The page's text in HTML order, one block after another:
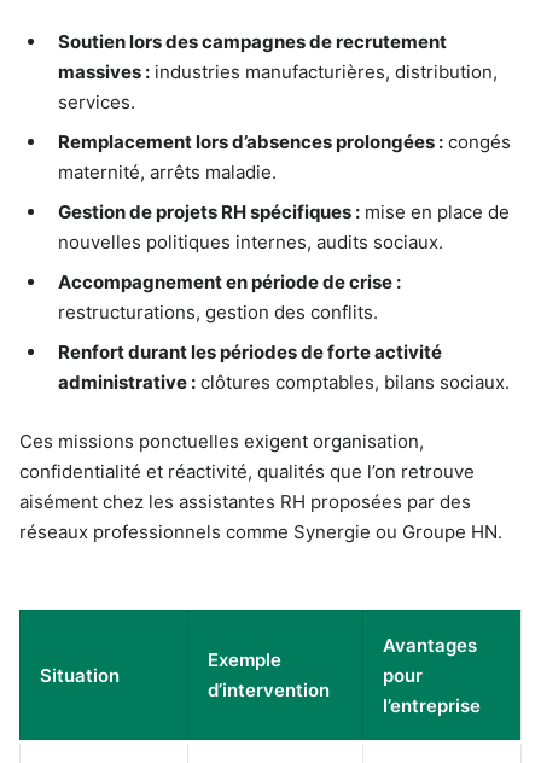
Soutien lors des campagnes de recrutement
massives : industries manufacturières, distribution,
services.
Remplacement lors d’absences prolongées : congés
maternité, arrêts maladie.
Gestion de projets RH spécifiques : mise en place de
nouvelles politiques internes, audits sociaux.
Accompagnement en période de crise :
restructurations, gestion des conflits.
Renfort durant les périodes de forte activité
administrative : clôtures comptables, bilans sociaux.
Ces missions ponctuelles exigent organisation,
confidentialité et réactivité, qualités que l’on retrouve
aisément chez les assistantes RH proposées par des
réseaux professionnels comme Synergie ou Groupe HN.
Situation
Exemple
d’intervention
Avantages
pour
l’entreprise